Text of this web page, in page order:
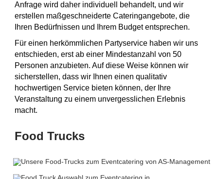
Anfrage wird daher individuell behandelt, und wir
erstellen maßgeschneiderte Cateringangebote, die
Ihren Bedürfnissen und Ihrem Budget entsprechen.
Für einen herkömmlichen Partyservice haben wir uns
entschieden, erst ab einer Mindestanzahl von 50
Personen anzubieten. Auf diese Weise können wir
sicherstellen, dass wir Ihnen einen qualitativ
hochwertigen Service bieten können, der Ihre
Veranstaltung zu einem unvergesslichen Erlebnis
macht.
Food Trucks